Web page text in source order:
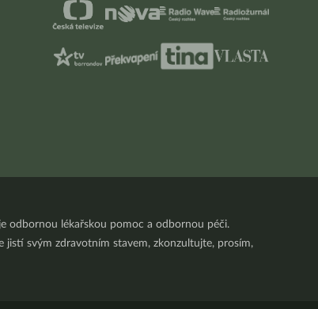
odbornou lékařskou pomoc a odbornou péči.
jistí svým zdravotním stavem, zkonzultujte, prosím,